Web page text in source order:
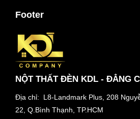
Footer
NỘT THẤT ĐÈN KDL - ĐẲNG
Địa chỉ: L8-Landmark Plus, 208
22, Q.Bình Thạnh, TP.HCM